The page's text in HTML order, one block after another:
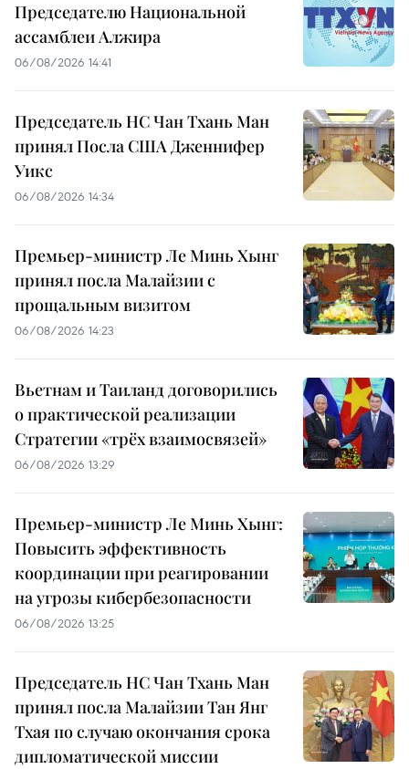
Председателю Национальной
ассамблеи Алжира
06/08/2026 14:41
Председатель НС Чан Тхань Ман
принял Посла США Дженнифер
Уикс
06/08/2026 14:34
Премьер-министр Ле Минь Хынг
принял посла Малайзии с
прощальным визитом
06/08/2026 14:23
Вьетнам и Таиланд договорились
о практической реализации
Стратегии «трёх взаимосвязей»
06/08/2026 13:29
Премьер-министр Ле Минь Хынг:
Повысить эффективность
координации при реагировании
на угрозы кибербезопасности
06/08/2026 13:25
Председатель НС Чан Тхань Ман
принял посла Малайзии Тан Янг
Тхая по случаю окончания срока
дипломатической миссии